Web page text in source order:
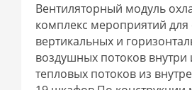
Вентиляторный модуль
комплекс мероприятий для
вертикальных и
воздушных потоков внутри
тепловых потоков из